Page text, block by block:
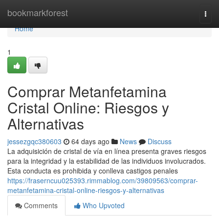
bookmarkforest
Home
Home
1
Comprar Metanfetamina
Cristal Online: Riesgos y
Alternativas
jessezgqc380603 64 days ago News
Discuss
La adquisición de cristal de vía en línea presenta graves riesgos
para la integridad y la estabilidad de las individuos involucrados.
Esta conducta es prohibida y conlleva castigos penales
https://fraserncuu025393.rimmablog.com/39809563/comprar-
metanfetamina-cristal-online-riesgos-y-alternativas
Comments
Who Upvoted